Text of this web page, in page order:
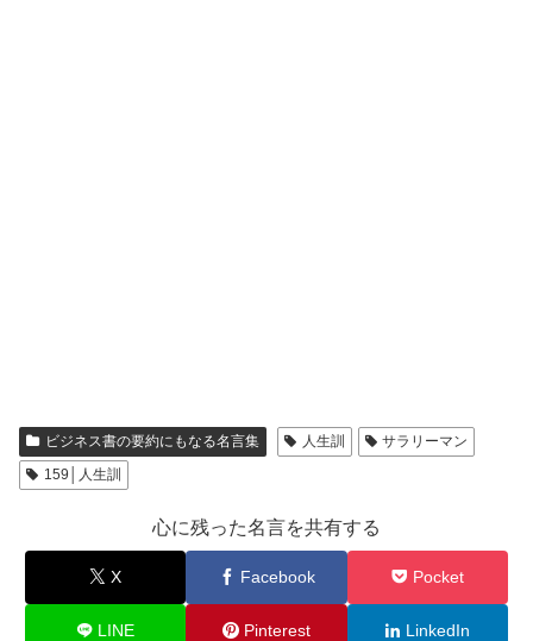
ビジネス書の要約にもなる名言集 人生訓
サラリーマン
159│人生訓
心に残った名言を共有する
X Facebook Pocket
LINE Pinterest LinkedIn